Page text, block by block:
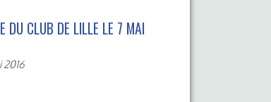
DU CLUB DE LILLE LE 7 MAI
2016